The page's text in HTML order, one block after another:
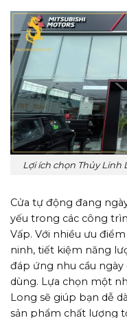
Lợi ích chọn Thủy Linh
Cửa tự động đang
yếu trong các công
Vấp. Với nhiều ưu
ninh, tiết kiệm năng
đáp ứng nhu cầu ngày
dùng. Lựa chọn một
Long sẽ giúp bạn dễ
sản phẩm chất lượng